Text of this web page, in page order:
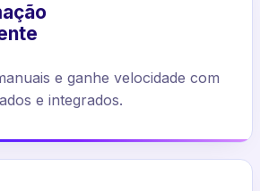
e ganhe velocidade com
e integrados.